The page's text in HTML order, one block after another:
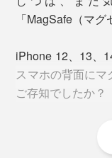
「MagSafe（マグ
iPhone 12、13、
スマホの背面にマ
ご存知でしたか？
つまり、iPhone